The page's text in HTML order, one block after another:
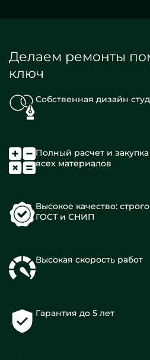
Делаем ремонты
ключ
Собственная дизайн
Полный расчет и закупка
всех материалов
Высокое качество:
ГОСТ и СНИП
Высокая скорость работ
Гарантия до 5 лет